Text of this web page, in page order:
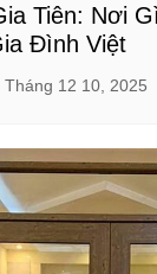
Tiên: Nơi
Đình Việt
Tháng 12 10, 2025